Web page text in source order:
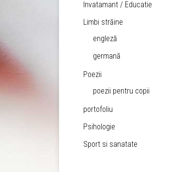
Invatamant / Educatie
Limbi străine
engleză
germană
Poezii
poezii pentru copii
portofoliu
Psihologie
Sport si sanatate